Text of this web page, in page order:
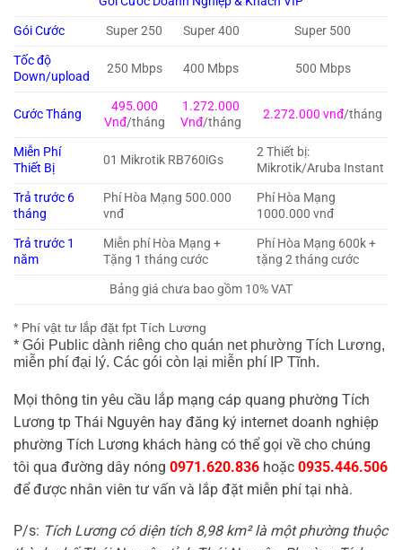
Gói Cước
Super 250 Super 400
Super 500
Tốc độ
Down/upload
250 Mbps 400 Mbps 500 Mbps
Cước Tháng
495.000
Vnđ/tháng
1.272.000
Vnđ/tháng
2.272.000 vnđ/tháng
Miễn Phí
Thiết Bị
01 Mikrotik RB760iGs
2 Thiết bị:
Mikrotik/Aruba Instant
Trả trước 6
tháng
Phí Hòa Mạng 500.000
vnđ
Phí Hòa Mạng
1000.000 vnđ
Trả trước 1
năm
Miễn phí Hòa Mạng +
Tặng 1 tháng cước
Phí Hòa Mạng 600k +
tặng 2 tháng cước
Bảng giá chưa bao gồm 10% VAT
* Phí vật tư lắp đặt fpt Tích Lương
* Gói Public dành riêng cho quán net phường Tích Lương,
miễn phí đại lý. Các gói còn lại miễn phí IP Tĩnh.
Mọi thông tin yêu cầu lắp mạng cáp quang phường Tích
Lương tp Thái Nguyên hay đăng ký internet doanh nghiệp
phường Tích Lương khách hàng có thể gọi về cho chúng
tôi qua đường dây nóng 0971.620.836 hoặc 0935.446.506
để được nhân viên tư vấn và lắp đặt miễn phí tại nhà.
P/s: Tích Lương có diện tích 8,98 km² là một phường thuộc